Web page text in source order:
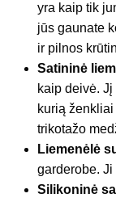
yra kaip tik
jūs gaunate
ir pilnos
Satininė
kaip deivė.
kurią
trikotažo
Liemenėlė
garderobe.
Silikoninė